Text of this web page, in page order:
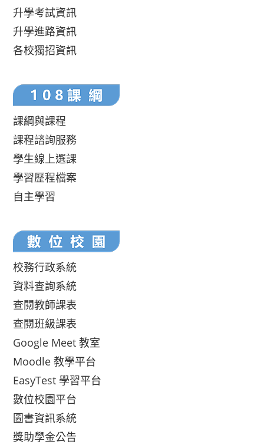
升學考試資訊
升學進路資訊
各校獨招資訊
課綱與課程
課程諮詢服務
學生線上選課
學習歷程檔案
自主學習
校務行政系統
資料查詢系統
查閱教師課表
查閱班級課表
Google Meet 教室
Moodle 教學平台
EasyTest 學習平台
數位校園平台
圖書資訊系統
獎助學金公告